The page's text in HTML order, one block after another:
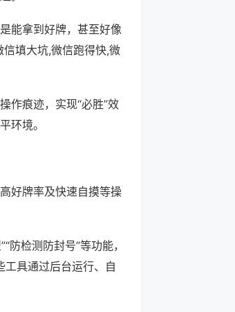
能拿到好牌，甚至好像
填大坑,微信跑得快,微
作痕迹，实现“必胜”效
环境。
好牌率及快速自摸等操
防检测防封号”等功能，
工具通过后台运行、自